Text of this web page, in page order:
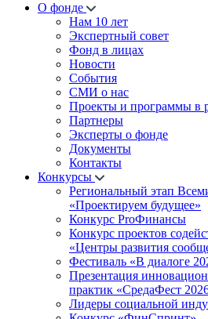
О фонде
Нам 10 лет
Экспертный совет
Фонд в лицах
Новости
События
СМИ о нас
Проекты и программы в
Партнеры
Эксперты о фонде
Документы
Контакты
Конкурсы
Региональный этап
«Проектируем будущее»
Конкурс ProФинансы
Конкурс проектов
«Центры развития
Фестиваль «В диалоге
Презентация
практик «СредаФест
Лидеры социальной